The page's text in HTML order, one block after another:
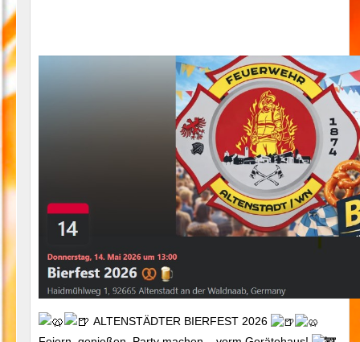
ALTENSTÄDTER BIERFEST 2026